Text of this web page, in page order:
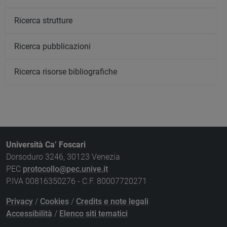
Ricerca strutture
Ricerca pubblicazioni
Ricerca risorse bibliografiche
Università Ca’ Foscari
Dorsoduro 3246, 30123 Venezia
PEC protocollo@pec.unive.it
P.IVA 00816350276 - C.F. 80007720271
Privacy / Cookies / Credits e note legali
Accessibilità / Elenco siti tematici